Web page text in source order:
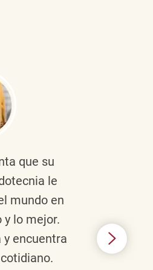
que su
le
mundo en
y lo mejor.
y encuentra